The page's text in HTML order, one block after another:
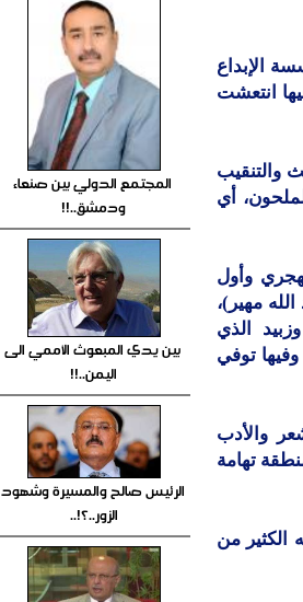
الإبداع
انتعشت
والتنقيب
أي
وأول
مهير)،
وزبيد الذي
توفي
والأدب
تهامة
من
المجتمع الدولي بين صنعاء
ودمشق..!!
بين يدي المبعوث الأممي الى
اليمن..!!
الرئيس صالح والمسيرة وشهود
الزور..؟!..